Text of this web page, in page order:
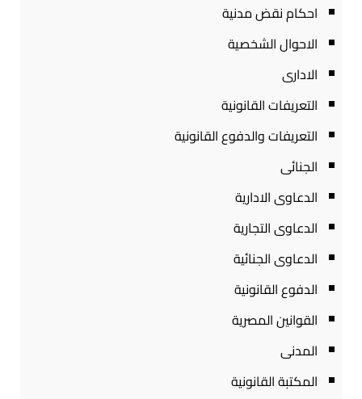
احكام نقض مدنية
الاحوال الشخصية
الادارى
التعريفات القانونية
التعريفات والدفوع القانونية
الجنائى
الدعاوى الادارية
الدعاوى التجارية
الدعاوى الجنائية
الدفوع القانونية
القوانين المصرية
المدنى
المكتبة القانونية